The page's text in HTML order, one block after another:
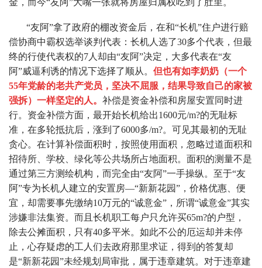
金，而今“友阿”大嘴一张就将房屋归属权吃到了肚里。
“友阿”拿了政府的棚改资金后，在和“长机”住户进行赔
偿协商中霸权选举谈判代表：长机人选了30多个代表，但最
终的行使代表权的7人却由“友阿”决定，大多代表在“友
阿”威逼利诱的情况下选择了顺从。 但也有如李奶奶（一个
55年党龄的老共产党员，坚决不屈服，结果导致自己的家被
强拆）一样坚定的人。 补偿是资金补偿和房屋安置同时进
行。资金补偿方面，最开始长机给出1600元/m?的无耻标
准，在多轮抵抗后，涨到了6000多/m?。可见其最初的无耻
贪心。在计算补偿面积时，按照使用面积，忽略过道面积和
招待所、学校、绿化等公共场所占地面积。面积的测量不是
通过第三方测绘机构，而完全由“友阿”一手操纵。至于“友
阿”专为长机人建立的安置房—“新新花园”，价格优惠、便
宜，却需要事先缴纳10万元的“诚意金”，所谓“诚意金”其实
涉嫌非法集资。而且长机职工每户只允许买65m?的户型，
除去公摊面积，只有40多平米。如此不公的厄运却并未停
止，心存疑虑的工人们去政府那里求证，得到的答复却
是“新新花园”未经规划局审批，属于违章建筑。对于违章建